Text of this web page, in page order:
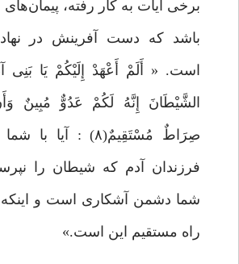
برخی آیات به کار رفته،
باشد که دست آفرینش در نهاد
است. « أَلَمْ أَعْهَدْ إِلَیْکُمْ یَا بَنِی
الشَّیْطَانَ إِنَّهُ لَکُمْ عَدُوٌّ مُبِینٌ
صِرَاطٌ مُسْتَقِیمٌ(۸) :
فرزندان آدم که شیطان را
شما دشمن آشکاری است و اینکه
راه مستقیم این است.»